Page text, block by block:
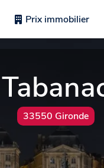
Prix immobilier
33550 Gironde